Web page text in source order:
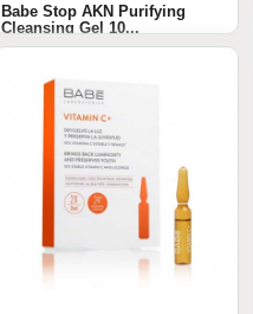
Babe Stop AKN Purifying
Cleansing Gel 10...